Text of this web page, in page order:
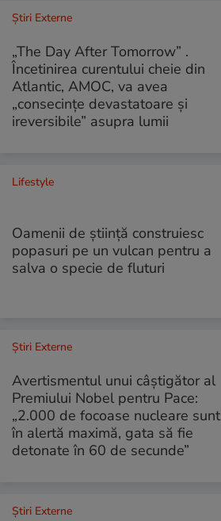
Știri Externe
„The Day After Tomorrow” .
Încetinirea curentului cheie din
Atlantic, AMOC, va avea
„consecințe devastatoare și
ireversibile” asupra lumii
Lifestyle
Oamenii de știință construiesc
popasuri pe un vulcan pentru a
salva o specie de fluturi
Știri Externe
Avertismentul unui câștigător al
Premiului Nobel pentru Pace:
„2.000 de focoase nucleare sunt
în alertă maximă, gata să fie
detonate în 60 de secunde”
Știri Externe